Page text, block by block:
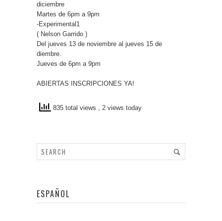
diciembre
Martes de 6pm a 9pm
-Experimental1
( Nelson Garrido )
Del jueves 13 de noviembre al jueves 15 de
diembre.
Jueves de 6pm a 9pm
ABIERTAS INSCRIPCIONES YA!
835 total views , 2 views today
ESPAÑOL